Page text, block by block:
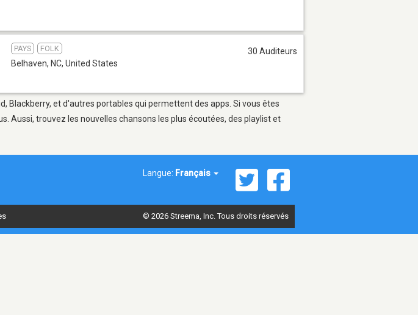
PAYS FOLK
Belhaven, NC, United States
30 Auditeurs
Blackberry, et d'autres portables qui permettent des apps. Si vous êtes
Aussi, trouvez les nouvelles chansons les plus écoutées, des playlist et
Langue: Français
© 2026 Streema, Inc. Tous droits réservés